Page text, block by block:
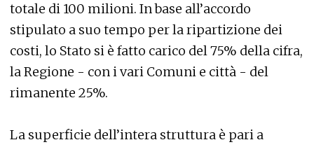
totale di 100 milioni. In base all’accordo
stipulato a suo tempo per la ripartizione dei
costi, lo Stato si è fatto carico del 75% della cifra,
la Regione - con i vari Comuni e città - del
rimanente 25%.
La superficie dell’intera struttura è pari a